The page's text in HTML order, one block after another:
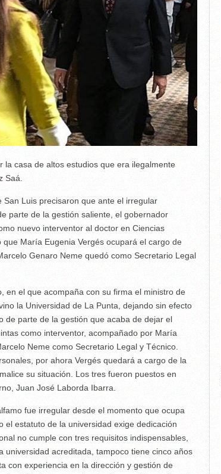
casa de altos estudios que era ilegalmente
Saá.
San Luis precisaron que ante el irregular
parte de la gestión saliente, el gobernador
nuevo interventor al doctor en Ciencias
María Eugenia Vergés ocupará el cargo de
Genaro Neme quedó como Secretario Legal
en el que acompaña con su firma el ministro de
la Universidad de La Punta, dejando sin efecto
de parte de la gestión que acaba de dejar el
como interventor, acompañado por María
Neme como Secretario Legal y Técnico.
por ahora Vergés quedará a cargo de la
su situación. Los tres fueron puestos en
Juan José Laborda Ibarra.
fue irregular desde el momento que ocupa
el estatuto de la universidad exige dedicación
no cumple con tres requisitos indispensables,
acreditada, tampoco tiene cinco años
con experiencia en la dirección y gestión de